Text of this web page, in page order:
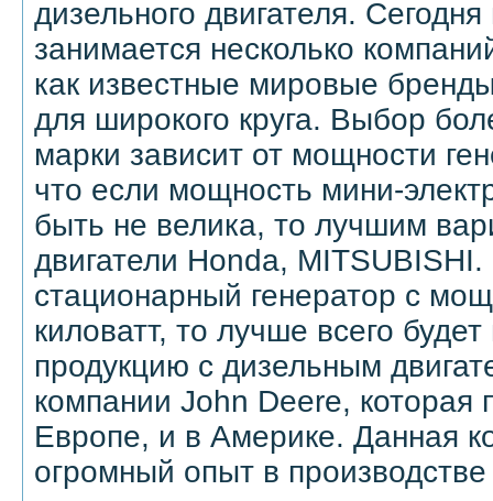
дизельного двигателя.
занимается несколько
как известные мировые
для широкого круга. Выбор
марки зависит от мощности
что если мощность мини-
быть не велика, то лучшим
двигатели Honda,
стационарный генератор с
киловатт, то лучше всего
продукцию с дизельным
компании John Deere, которая
Европе, и в Америке. Данная
огромный опыт в